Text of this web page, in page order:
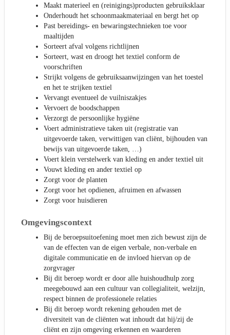
Maakt materieel en (reinigings)producten gebruiksklaar
Onderhoudt het schoonmaakmateriaal en bergt het op
Past bereidings- en bewaringstechnieken toe voor
maaltijden
Sorteert afval volgens richtlijnen
Sorteert, wast en droogt het textiel conform de
voorschriften
Strijkt volgens de gebruiksaanwijzingen van het toestel
en het te strijken textiel
Vervangt eventueel de vuilniszakjes
Vervoert de boodschappen
Verzorgt de persoonlijke hygiëne
Voert administratieve taken uit (registratie van
uitgevoerde taken, verwittigen van cliënt, bijhouden van
bewijs van uitgevoerde taken, …)
Voert klein verstelwerk van kleding en ander textiel uit
Vouwt kleding en ander textiel op
Zorgt voor de planten
Zorgt voor het opdienen, afruimen en afwassen
Zorgt voor huisdieren
Omgevingscontext
Bij de beroepsuitoefening moet men zich bewust zijn de
van de effecten van de eigen verbale, non-verbale en
digitale communicatie en de invloed hiervan op de
zorgvrager
Bij dit beroep wordt er door alle huishoudhulp zorg
meegebouwd aan een cultuur van collegialiteit, welzijn,
respect binnen de professionele relaties
Bij dit beroep wordt rekening gehouden met de
diversiteit van de cliënten wat inhoudt dat hij/zij de
cliënt en zijn omgeving erkennen en waarderen